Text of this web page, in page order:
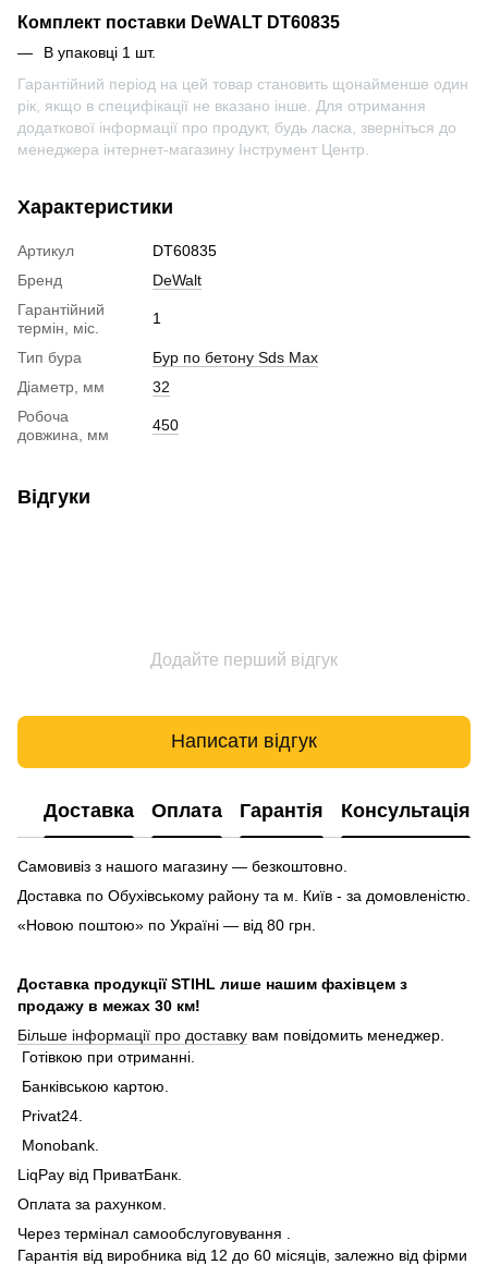
Комплект поставки DeWALT DT60835
В упаковці 1 шт.
Гарантійний період на цей товар становить щонайменше один
рік, якщо в специфікації не вказано інше. Для отримання
додаткової інформації про продукт, будь ласка, зверніться до
менеджера інтернет-магазину Інструмент Центр.
Характеристики
Артикул
DT60835
Бренд
DeWalt
Гарантійний
термін, міс.
1
Тип бура
Бур по бетону Sds Max
Діаметр, мм
32
Робоча
довжина, мм
450
Відгуки
Додайте перший відгук
Написати відгук
Доставка Оплата Гарантія Консультація
Самовивіз з нашого магазину — безкоштовно.
Доставка по Обухівському району та м. Київ - за домовленістю.
«Новою поштою» по Україні — від 80 грн.
Доставка продукції STIHL лише нашим фахівцем з
продажу в межах 30 км!
Більше інформації про доставку вам повідомить менеджер.
Готівкою при отриманні.
Банківською картою.
Privat24.
Monobank.
LiqPay від ПриватБанк.
Оплата за рахунком.
Через термінал самообслуговування .
Гарантія від виробника від 12 до 60 місяців, залежно від фірми